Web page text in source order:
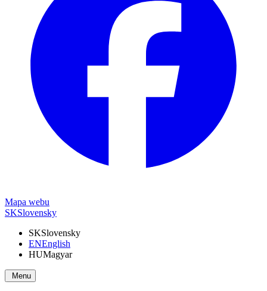
Mapa webu
SKSlovensky
SKSlovensky
ENEnglish
HUMagyar
Menu